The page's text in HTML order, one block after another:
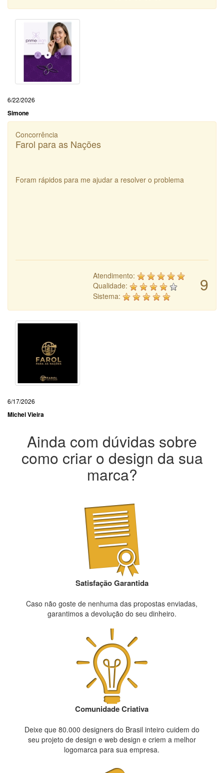
6/22/2026
Simone
Concorrência
Farol para as Nações
Foram rápidos para me ajudar a resolver o problema
9
Atendimento:
Qualidade:
Sistema:
6/17/2026
Michel Vieira
Ainda com dúvidas sobre
como criar o design da sua
marca?
Satisfação Garantida
Caso não goste de nenhuma das propostas enviadas,
garantimos a devolução do seu dinheiro.
Comunidade Criativa
Deixe que 80.000 designers do Brasil inteiro cuidem do
seu projeto de design e web design e criem a melhor
logomarca para sua empresa.